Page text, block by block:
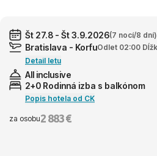
Št 27.8 - Št 3.9.2026(7 nocí/8 dní)
Bratislava - KorfuOdlet 02:00
Detail letu
All inclusive
2+0 Rodinná izba s balkónom
Popis hotela od CK
za osobu2 883 €